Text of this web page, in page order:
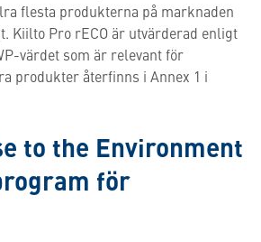
flesta produkterna på marknaden
Kiilto Pro rECO är utvärderad enligt
värdet som är relevant för
produkter återfinns i Annex 1 i
to the Environment
för